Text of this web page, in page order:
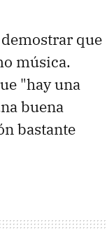
que
música.
"hay una
buena
bastante